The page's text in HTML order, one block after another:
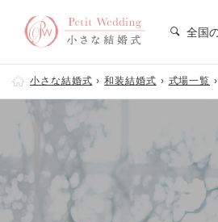
全国
小さな結婚式 和装結婚式 式場一覧